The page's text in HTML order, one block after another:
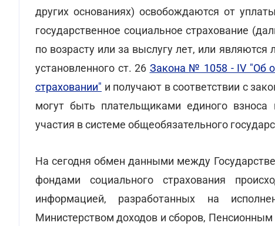
других основаниях) освобождаются от
государственное социальное страхование
по возрасту или за выслугу лет, или
установленного ст. 26 Закона № 1058 - IV "Об
страховании" и получают в соответствии с
могут быть плательщиками единого взноса
участия в системе общеобязательного
На сегодня обмен данными между
фондами социального страхования
информацией, разработанных на
Министерством доходов и сборов,